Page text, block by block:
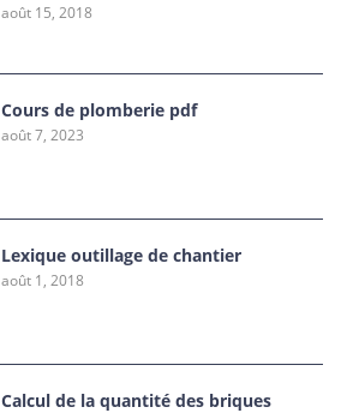
août 15, 2018
Cours de plomberie pdf
août 7, 2023
Lexique outillage de chantier
août 1, 2018
Calcul de la quantité des briques